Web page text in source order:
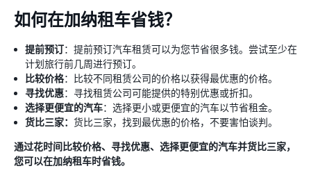
如何在加纳租车省钱？
提前预订：提前预订汽车租赁可以为您节省很多钱。尝试至少在
计划旅行前几周进行预订。
比较价格：比较不同租赁公司的价格以获得最优惠的价格。
寻找优惠：寻找租赁公司可能提供的特别优惠或折扣。
选择更便宜的汽车：选择更小或更便宜的汽车以节省租金。
货比三家： 货比三家，找到最优惠的价格，不要害怕谈判。
通过花时间比较价格、寻找优惠、选择更便宜的汽车并货比三家，
您可以在加纳租车时省钱。